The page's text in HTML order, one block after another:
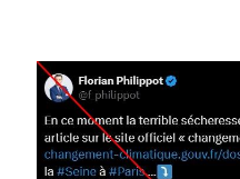
Image